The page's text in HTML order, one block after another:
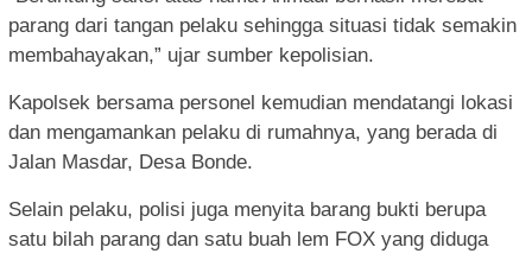
parang dari tangan pelaku sehingga situasi tidak semakin
membahayakan,” ujar sumber kepolisian.
Kapolsek bersama personel kemudian mendatangi lokasi
dan mengamankan pelaku di rumahnya, yang berada di
Jalan Masdar, Desa Bonde.
Selain pelaku, polisi juga menyita barang bukti berupa
satu bilah parang dan satu buah lem FOX yang diduga